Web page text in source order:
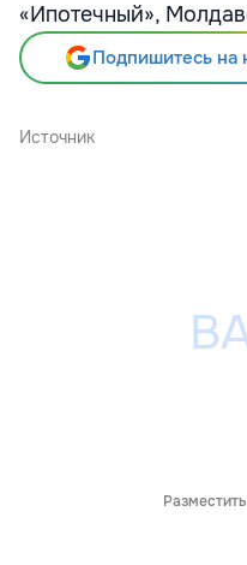
«Ипотечный»,
Подпишитесь на
Источник